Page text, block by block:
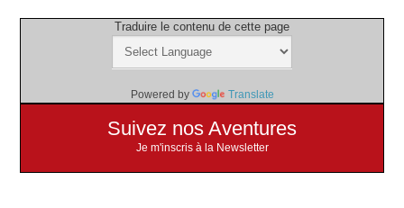
Traduire le contenu de cette page
Powered by Translate
Suivez nos Aventures
Je m'inscris à la Newsletter